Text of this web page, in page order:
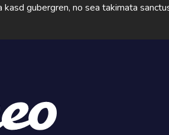
gubergren, no sea takimata